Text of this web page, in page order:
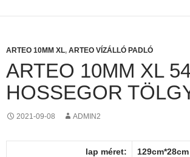
ARTEO 10MM XL, ARTEO VÍZÁLLÓ PADLÓ
ARTEO 10MM XL
HOSSEGOR
2021-09-08 ADMIN2
lap méret: 129cm*28cm